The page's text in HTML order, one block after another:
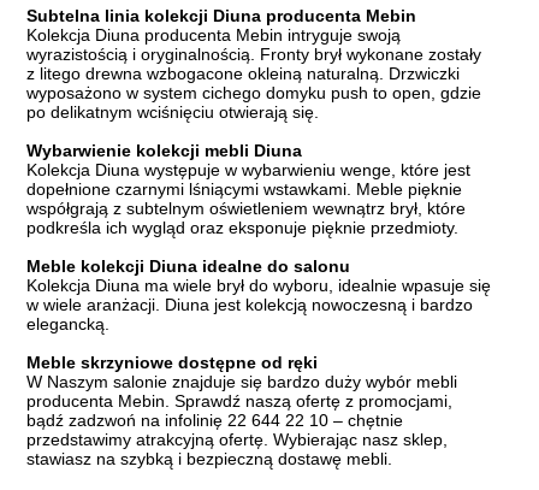
Subtelna linia kolekcji Diuna producenta Mebin
Kolekcja Diuna producenta Mebin intryguje swoją
wyrazistością i oryginalnością. Fronty brył wykonane zostały
z litego drewna wzbogacone okleiną naturalną. Drzwiczki
wyposażono w system cichego domyku push to open, gdzie
po delikatnym wciśnięciu otwierają się.
Wybarwienie kolekcji mebli Diuna
Kolekcja Diuna występuje w wybarwieniu wenge, które jest
dopełnione czarnymi lśniącymi wstawkami. Meble pięknie
współgrają z subtelnym oświetleniem wewnątrz brył, które
podkreśla ich wygląd oraz eksponuje pięknie przedmioty.
Meble kolekcji Diuna idealne do salonu
Kolekcja Diuna ma wiele brył do wyboru, idealnie wpasuje się
w wiele aranżacji. Diuna jest kolekcją nowoczesną i bardzo
elegancką.
Meble skrzyniowe dostępne od ręki
W Naszym salonie znajduje się bardzo duży wybór mebli
producenta Mebin. Sprawdź naszą ofertę z promocjami,
bądź zadzwoń na infolinię 22 644 22 10 – chętnie
przedstawimy atrakcyjną ofertę. Wybierając nasz sklep,
stawiasz na szybką i bezpieczną dostawę mebli.